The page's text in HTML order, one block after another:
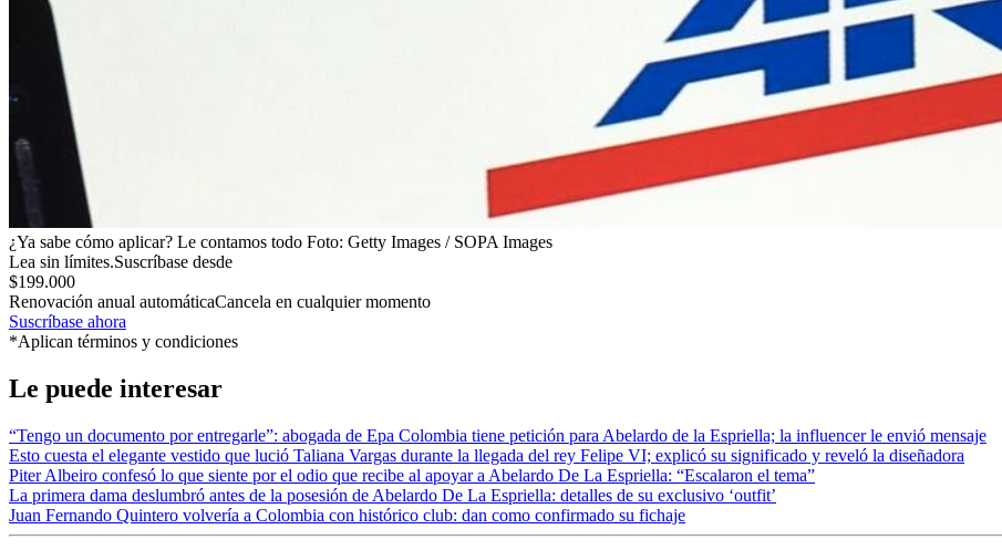
¿Ya sabe cómo aplicar? Le contamos todo Foto: Getty Images / SOPA Images
Lea sin límites.Suscríbase desde
$199.000
Renovación anual automáticaCancela en cualquier momento
Suscríbase ahora
*Aplican términos y condiciones
Le puede interesar
“Tengo un documento por entregarle”: abogada de Epa Colombia tiene petición para Abelardo de la Espriella; la influencer le envió mensaje
Esto cuesta el elegante vestido que lució Taliana Vargas durante la llegada del rey Felipe VI; explicó su significado y reveló la diseñadora
Piter Albeiro confesó lo que siente por el odio que recibe al apoyar a Abelardo De La Espriella: “Escalaron el tema”
La primera dama deslumbró antes de la posesión de Abelardo De La Espriella: detalles de su exclusivo ‘outfit’
Juan Fernando Quintero volvería a Colombia con histórico club: dan como confirmado su fichaje